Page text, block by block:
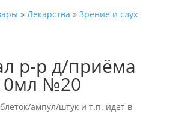
» Лекарства » Зрение и слух
р-р д/приёма
№20
ампул/штук и т.п. идет в